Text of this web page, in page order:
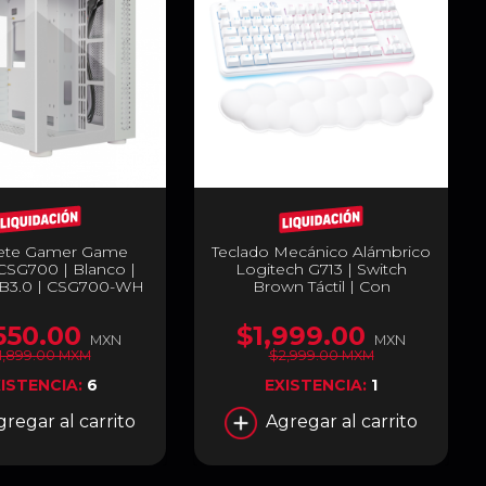
Gamer Game
| Blanco |
| CSG700-WH
MXN
MXM
6
al carrito
Teclado Mecánico Alámbrico
Logitech G713 | Switch
Brown Táctil | Con
Collection | 920-010413
$1,999.00
MXN
$2,999.00 MXM
EXISTENCIA: 1
Agregar al carrito